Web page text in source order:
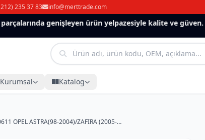
235 37 83 info@merttrade.com
genişleyen ürün yelpazesiyle kalite ve güven.
Kurumsal Katalog
MLS-O19 350611 OPEL ASTRA(98-2004)/ZAFIRA (2005-2011) ÖN Z-ROT